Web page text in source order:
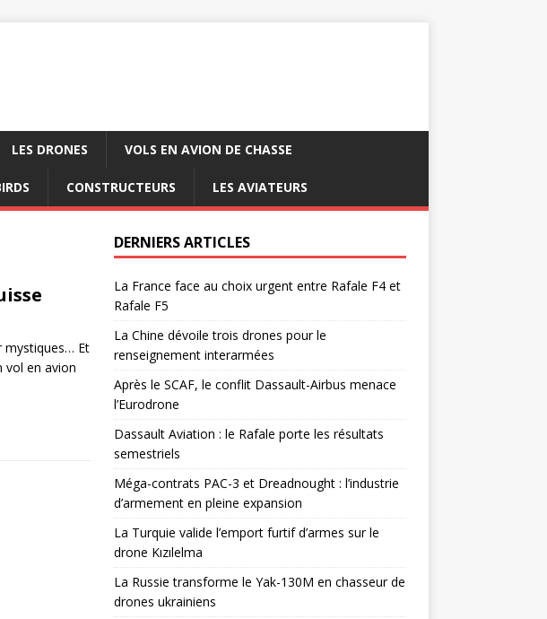
LES DRONES VOLS EN AVION DE CHASSE
CONSTRUCTEURS LES AVIATEURS
mystiques… Et
vol en avion
DERNIERS ARTICLES
La France face au choix urgent entre Rafale F4 et
Rafale F5
La Chine dévoile trois drones pour le
renseignement interarmées
Après le SCAF, le conflit Dassault-Airbus menace
l’Eurodrone
Dassault Aviation : le Rafale porte les résultats
semestriels
Méga-contrats PAC-3 et Dreadnought : l’industrie
d’armement en pleine expansion
La Turquie valide l’emport furtif d’armes sur le
drone Kızılelma
La Russie transforme le Yak-130M en chasseur de
drones ukrainiens